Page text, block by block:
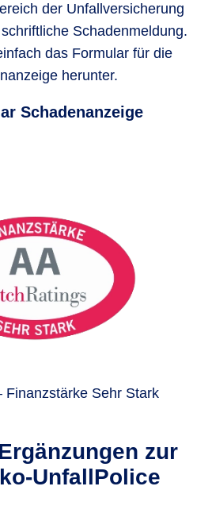
der Unfallversicherung
Schadenmeldung.
das Formular für die
herunter.
Schadenanzeige
Finanzstärke Sehr Stark
zur
UnfallPolice